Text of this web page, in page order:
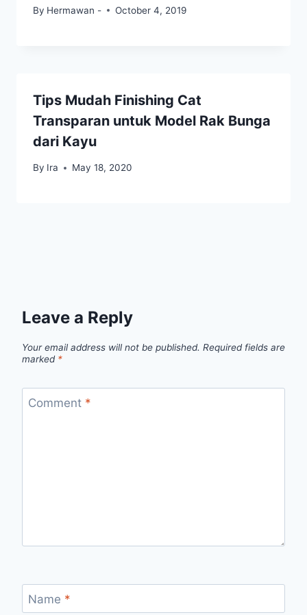
By Hermawan - October 4, 2019
Tips Mudah Finishing Cat
Transparan untuk Model Rak Bunga
dari Kayu
By Ira May 18, 2020
Leave a Reply
Your email address will not be published. Required fields are
marked *
Comment *
Name *